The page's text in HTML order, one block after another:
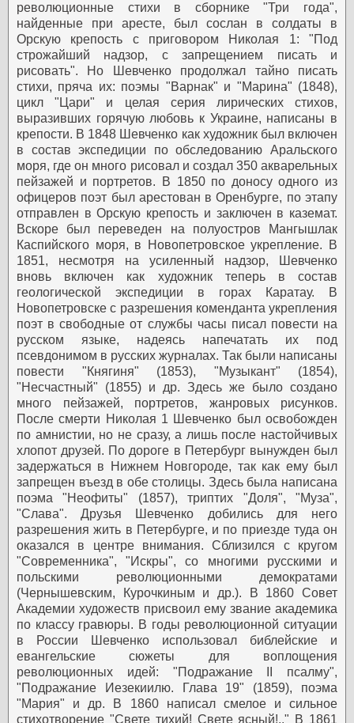
революционные стихи в сборнике "Три года",
найденные при аресте, был сослан в солдаты в
Орскую крепость с приговором Николая 1: "Под
строжайший надзор, с запрещением писать и
рисовать". Но Шевченко продолжал тайно писать
стихи, пряча их: поэмы "Варнак" и "Марина" (1848),
цикл "Цари" и целая серия лирических стихов,
выразивших горячую любовь к Украине, написаны в
крепости. В 1848 Шевченко как художник был включен
в состав экспедиции по обследованию Аральского
моря, где он много рисовал и создал 350 акварельных
пейзажей и портретов. В 1850 по доносу одного из
офицеров поэт был арестован в Оренбурге, по этапу
отправлен в Орскую крепость и заключен в каземат.
Вскоре был переведен на полуостров Мангышлак
Каспийского моря, в Новопетровское укрепление. В
1851, несмотря на усиленный надзор, Шевченко
вновь включен как художник теперь в состав
геологической экспедиции в горах Каратау. В
Новопетровске с разрешения коменданта укрепления
поэт в свободные от службы часы писал повести на
русском языке, надеясь напечатать их под
псевдонимом в русских журналах. Так были написаны
повести "Княгиня" (1853), "Музыкант" (1854),
"Несчастный" (1855) и др. Здесь же было создано
много пейзажей, портретов, жанровых рисунков.
После смерти Николая 1 Шевченко был освобожден
по амнистии, но не сразу, а лишь после настойчивых
хлопот друзей. По дороге в Петербург вынужден был
задержаться в Нижнем Новгороде, так как ему был
запрещен въезд в обе столицы. Здесь была написана
поэма "Неофиты" (1857), триптих "Доля", "Муза",
"Слава". Друзья Шевченко добились для него
разрешения жить в Петербурге, и по приезде туда он
оказался в центре внимания. Сблизился с кругом
"Современника", "Искры", со многими русскими и
польскими революционными демократами
(Чернышевским, Курочкиным и др.). В 1860 Совет
Академии художеств присвоил ему звание академика
по классу гравюры. В годы революционной ситуации
в России Шевченко использовал библейские и
евангельские сюжеты для воплощения
революционных идей: "Подражание II псалму",
"Подражание Иезекиилю. Глава 19" (1859), поэма
"Мария" и др. В 1860 написал смелое и сильное
стихотворение "Свете тихий! Свете ясный!.." В 1861